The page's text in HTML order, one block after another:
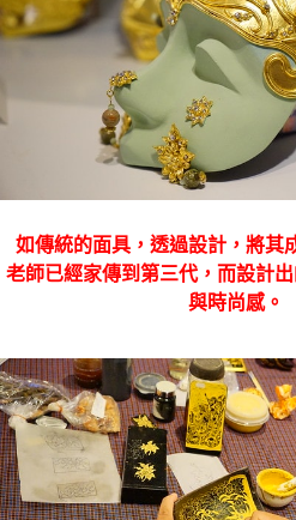
如傳統的面具，透過設計，將其
老師已經家傳到第三代，而設計
與時尚感。